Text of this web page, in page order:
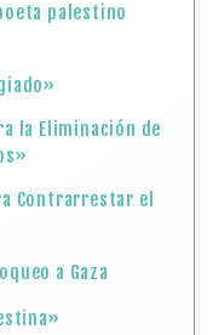
palestino
la Eliminación de
Contrarrestar el
a Gaza